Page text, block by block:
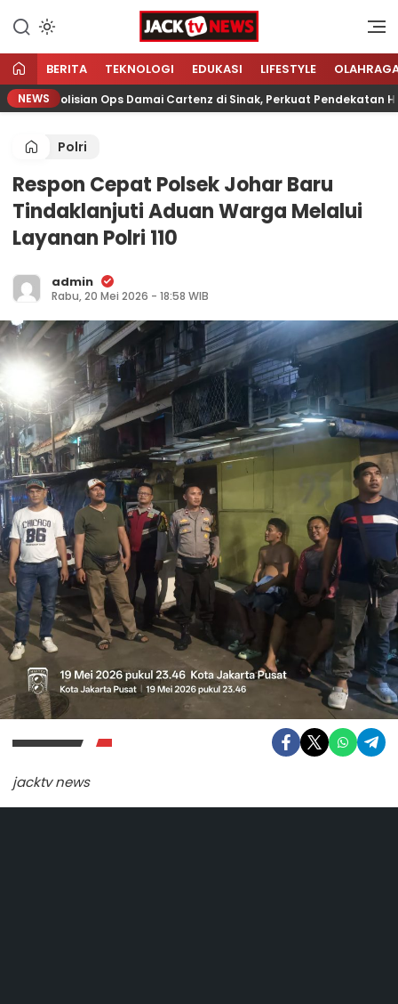
konten
Jacktvnews.com
Sumber Referensi Terpercaya
BERITA TEKNOLOGI EDUKASI LIFESTYLE
NEWS Ops Damai Cartenz di Sinak, Perkuat Pendekatan
Polri
Respon Cepat Polsek Johar Baru
Tindaklanjuti Aduan Warga Melalui
Layanan Polri 110
admin
Rabu, 20 Mei 2026 - 18:58 WIB
jacktv news